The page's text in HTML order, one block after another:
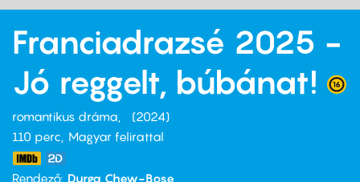
Franciadrazsé 2025 -
Jó reggelt, búbánat!
romantikus dráma
2024
110 perc,
Magyar felirattal
Rendező Durga Chew-Bose